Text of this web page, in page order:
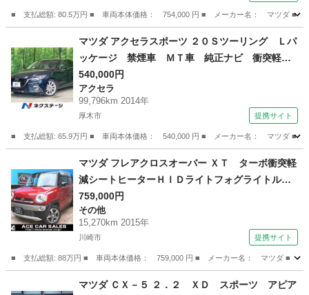
■ 支払総額: 80.5万円 ■ 車両本体価格： 754,000 円 ■ メーカー名： マツダ
その他
マツダ アクセラスポーツ ２０Ｓツーリング Ｌパ
ッケージ 禁煙車 ＭＴ車 純正ナビ 衝突軽減
装置 レーダークルーズ レザーシート パワー
シート シートヒーター ドラレコ コーナーセ
ンサー スマートキー ＨＩＤヘッド 純正１８
インチアルミ オートライト （検9.6）
540,000円
アクセラ
99,796km 2014年
厚木市 提携サイト
■ 支払総額: 65.9万円 ■ 車両本体価格： 540,000 円 ■ メーカー名： マツダ ■
アクセラ
マツダ フレアクロスオーバー ＸＴ ターボ衝突軽
減シートヒーターＨＩＤライトフォグライトルー
フレールスマキープッシュＳナビ地デジフルセグ
ＴＶバックカメラＥＴＣ純正アルミオートＡＣ横
滑り防止チェーン駆動Ｒ０６Ａエンジン１オナ禁
759,000円
その他
15,270km 2015年
川崎市 提携サイト
■ 支払総額: 88万円 ■ 車両本体価格： 759,000 円 ■ メーカー名： マツダ ■ 車種
その他
マツダ ＣＸ－５ ２．２ ＸＤ スポーツ アピア